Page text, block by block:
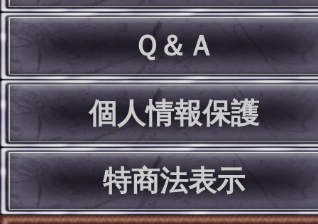
Ｑ＆Ａ
個人情報保護
特商法表示